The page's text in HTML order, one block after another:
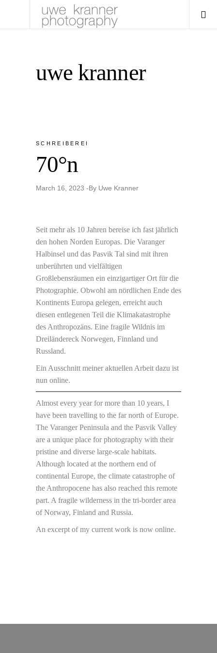
uwe kranner
SCHREIBEREI
70°n
March 16, 2023 By Uwe Kranner
Seit mehr als 10 Jahren bereise ich fast jährlich
den hohen Norden Europas. Die Varanger
Halbinsel und das Pasvik Tal sind mit ihren
unberührten und vielfältigen
Großlebensräumen ein einzigartiger Ort für die
Photographie. Obwohl am nördlichen Ende des
Kontinents Europa gelegen, erreicht auch
diesen entlegenen Teil die Klimakatastrophe
des Anthropozäns. Eine fragile Wildnis im
Dreiländereck Norwegen, Finnland und
Russland.
Ein Ausschnitt meiner aktuellen Arbeit dazu ist
nun online.
Almost every year for more than 10 years, I
have been travelling to the far north of Europe.
The Varanger Peninsula and the Pasvik Valley
are a unique place for photography with their
pristine and diverse large-scale habitats.
Although located at the northern end of
continental Europe, the climate catastrophe of
the Anthropocene has also reached this remote
part. A fragile wilderness in the tri-border area
of Norway, Finland and Russia.
An excerpt of my current work is now online.